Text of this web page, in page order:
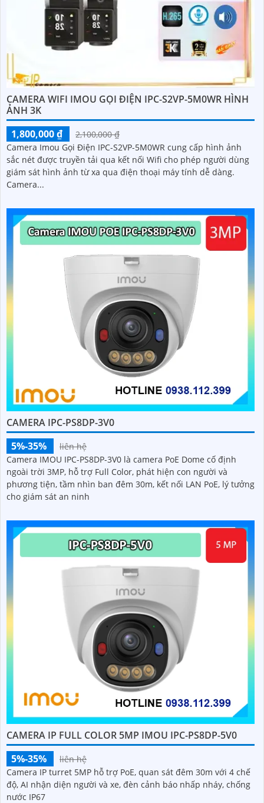
CAMERA WIFI IMOU GỌI ĐIỆN IPC-S2VP-5M0WR HÌNH
ẢNH 3K
1,800,000 ₫
2,100,000 ₫
Camera Imou Gọi Điện IPC-S2VP-5M0WR cung cấp hình ảnh
sắc nét được truyền tải qua kết nối Wifi cho phép người dùng
giám sát hình ảnh từ xa qua điện thoại máy tính dễ dàng.
Camera...
CAMERA IPC-PS8DP-3V0
5%-35%
liên hệ
Camera IMOU IPC-PS8DP-3V0 là camera PoE Dome cố định
ngoài trời 3MP, hỗ trợ Full Color, phát hiện con người và
phương tiện, tầm nhìn ban đêm 30m, kết nối LAN PoE, lý tưởng
cho giám sát an ninh
CAMERA IP FULL COLOR 5MP IMOU IPC-PS8DP-5V0
5%-35%
liên hệ
Camera IP turret 5MP hỗ trợ PoE, quan sát đêm 30m với 4 chế
độ, AI nhận diện người và xe, đèn cảnh báo nhấp nháy, chống
nước IP67